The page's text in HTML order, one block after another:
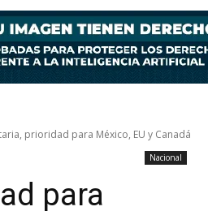
prioridad para México, EU y Canadá
Nacional
para